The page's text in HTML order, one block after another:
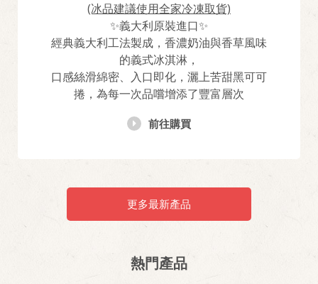
(冰品建議使用全家冷凍取貨)
✨義大利原裝進口✨
經典義大利工法製成，香濃奶油與香草風味
的義式冰淇淋，
口感絲滑綿密、入口即化，灑上苦甜黑可可
捲，為每一次品嚐增添了豐富層次
前往購買
更多最新產品
熱門產品